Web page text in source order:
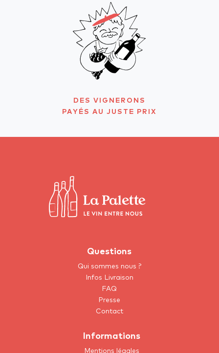
DES VIGNERONS
PAYÉS AU JUSTE PRIX
Questions
Qui sommes nous ?
Infos Livraison
FAQ
Presse
Contact
Informations
Mentions légales